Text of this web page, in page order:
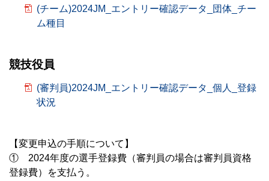
(チーム)2024JM_エントリー確認データ_団体_チー
ム種目
競技役員
(審判員)2024JM_エントリー確認データ_個人_登録
状況
【変更申込の手順について】
① 2024年度の選手登録費（審判員の場合は審判員資格
登録費）を支払う。